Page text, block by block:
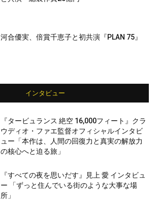
河合優実、倍賞千恵子と初共演『PLAN 75』
インタビュー
『タービュランス 絶空 16,000フィート』クラ
ウディオ・ファエ監督オフィシャルインタビ
ュー「本作は、人間の回復力と真実の解放力
の核心へと迫る旅」
『すべての夜を思いだす』見上 愛 インタビュ
ー 「ずっと住んでいる街のような大事な場
所」